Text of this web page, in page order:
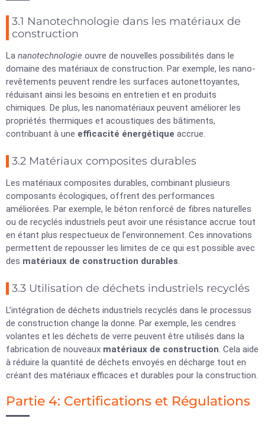
3.1 Nanotechnologie dans les matériaux de
construction
La nanotechnologie ouvre de nouvelles possibilités dans le
domaine des matériaux de construction. Par exemple, les nano-
revêtements peuvent rendre les surfaces autonettoyantes,
réduisant ainsi les besoins en entretien et en produits
chimiques. De plus, les nanomatériaux peuvent améliorer les
propriétés thermiques et acoustiques des bâtiments,
contribuant à une efficacité énergétique accrue.
3.2 Matériaux composites durables
Les matériaux composites durables, combinant plusieurs
composants écologiques, offrent des performances
améliorées. Par exemple, le béton renforcé de fibres naturelles
ou de recyclés industriels peut avoir une résistance accrue tout
en étant plus respectueux de l’environnement. Ces innovations
permettent de repousser les limites de ce qui est possible avec
des matériaux de construction durables.
3.3 Utilisation de déchets industriels recyclés
L’intégration de déchets industriels recyclés dans le processus
de construction change la donne. Par exemple, les cendres
volantes et les déchets de verre peuvent être utilisés dans la
fabrication de nouveaux matériaux de construction. Cela aide
à réduire la quantité de déchets envoyés en décharge tout en
créant des matériaux efficaces et durables pour la construction.
Partie 4: Certifications et Régulations